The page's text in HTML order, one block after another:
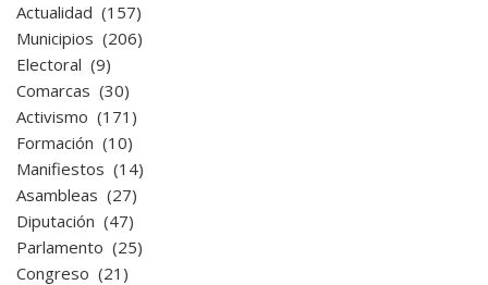
Actualidad (157)
Municipios (206)
Electoral (9)
Comarcas (30)
Activismo (171)
Formación (10)
Manifiestos (14)
Asambleas (27)
Diputación (47)
Parlamento (25)
Congreso (21)